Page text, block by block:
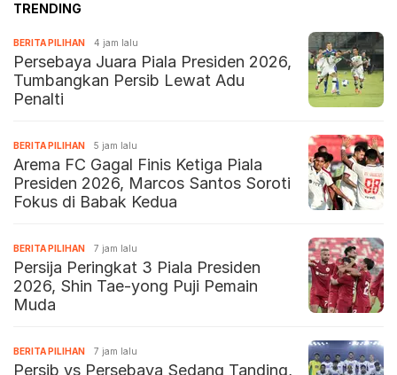
TRENDING
BERITA PILIHAN 4 jam lalu
Persebaya Juara Piala Presiden 2026,
Tumbangkan Persib Lewat Adu
Penalti
BERITA PILIHAN 5 jam lalu
Arema FC Gagal Finis Ketiga Piala
Presiden 2026, Marcos Santos Soroti
Fokus di Babak Kedua
BERITA PILIHAN 7 jam lalu
Persija Peringkat 3 Piala Presiden
2026, Shin Tae-yong Puji Pemain
Muda
BERITA PILIHAN 7 jam lalu
Persib vs Persebaya Sedang Tanding,